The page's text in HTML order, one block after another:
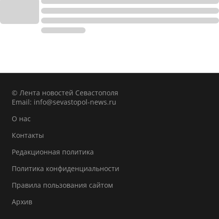
© Лента новостей Севастополя
Email: info@sevastopol-news.ru
О нас
Контакты
Редакционная политика
Политика конфиденциальности
Правила пользования сайтом
Архив